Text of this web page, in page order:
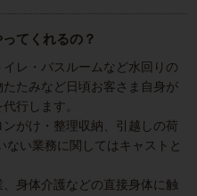
てくれるの？
レ・バスルームなど水回りの
たみなど日頃お客さま自身が
行します。
がけ・整理収納、引越しの荷
い業務に関してはキャストと
身体介護などの直接身体に触